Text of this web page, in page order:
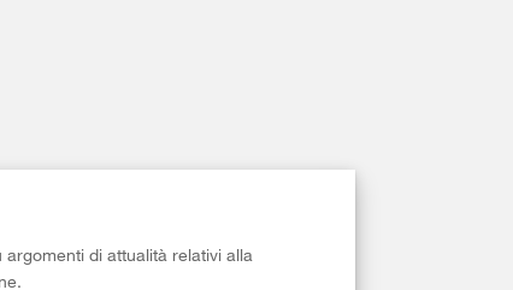
di attualità relativi alla